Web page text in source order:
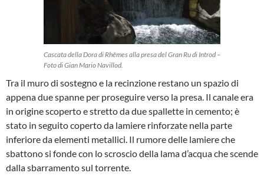
Cascata della Dora di Rhêmes alla presa del Gran Ru di Introd –
Foto di Gian Mario Navillod.
Tra il muro di sostegno e la recinzione restano un spazio di
appena due spanne per proseguire verso la presa. Il canale era
in origine scoperto e stretto da due spallette in cemento; è
stato in seguito coperto da lamiere rinforzate nella parte
inferiore da elementi metallici. Il rumore delle lamiere che
sbattono si fonde con lo scroscio della lama d’acqua che scende
dalla sbarramento sul torrente.